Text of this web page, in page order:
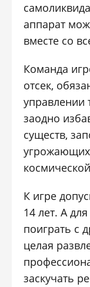
аппарат
вместе со
Команда
отсек,
управлении
заодно
существ,
К игре
14 лет. А
поиграть с
целая
заскучать